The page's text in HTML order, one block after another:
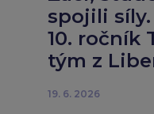
spojili
10. ročník
tým z
19. 6. 2026